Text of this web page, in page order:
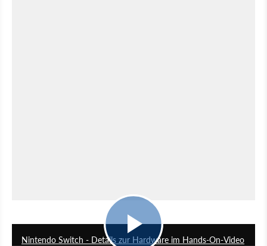
Nintendo Switch - Details zur Hardware im Hands-On-Video